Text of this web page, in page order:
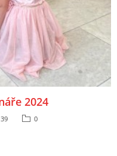
2024
39 0